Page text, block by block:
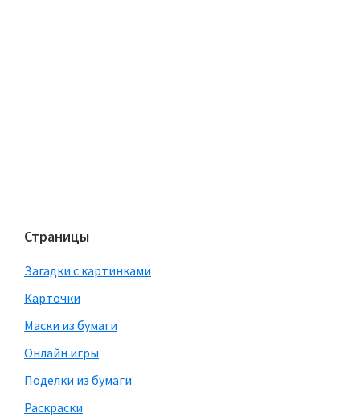
Страницы
Загадки с картинками
Карточки
Маски из бумаги
Онлайн игры
Поделки из бумаги
Раскраски